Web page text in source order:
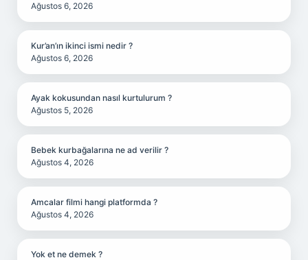
Ağustos 6, 2026
Kur’an’ın ikinci ismi nedir ?
Ağustos 6, 2026
Ayak kokusundan nasıl kurtulurum ?
Ağustos 5, 2026
Bebek kurbağalarına ne ad verilir ?
Ağustos 4, 2026
Amcalar filmi hangi platformda ?
Ağustos 4, 2026
Yok et ne demek ?